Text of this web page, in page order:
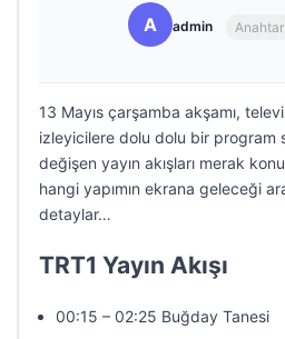
A admin
13 Mayıs çarşamba akşamı,
izleyicilere dolu dolu bir program
değişen yayın akışları merak
hangi yapımın ekrana geleceği
detaylar…
TRT1 Yayın Akışı
00:15 – 02:25 Buğday Tanesi